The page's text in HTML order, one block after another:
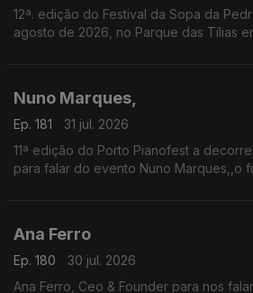
12ª. edição do Festival da Sopa da
agosto de 2026, no Parque das Tílias
O grão-confrade Luís Manso da
Almeirim fala sobre este símbolo da
Nuno Marques,
Ep. 181
31 jul. 2026
11ª edição do Porto Pianofest a
para falar do evento Nuno Marques,,o
Ana Ferro
Ep. 180
30 jul. 2026
Ana Ferro, Ceo & Founder para nos